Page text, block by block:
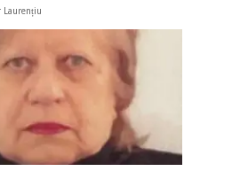
Laurențiu